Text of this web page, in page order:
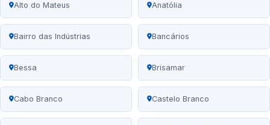
Alto do Mateus Anatólia
Bairro das Indústrias Bancários
Bessa Brisamar
Cabo Branco Castelo Branco